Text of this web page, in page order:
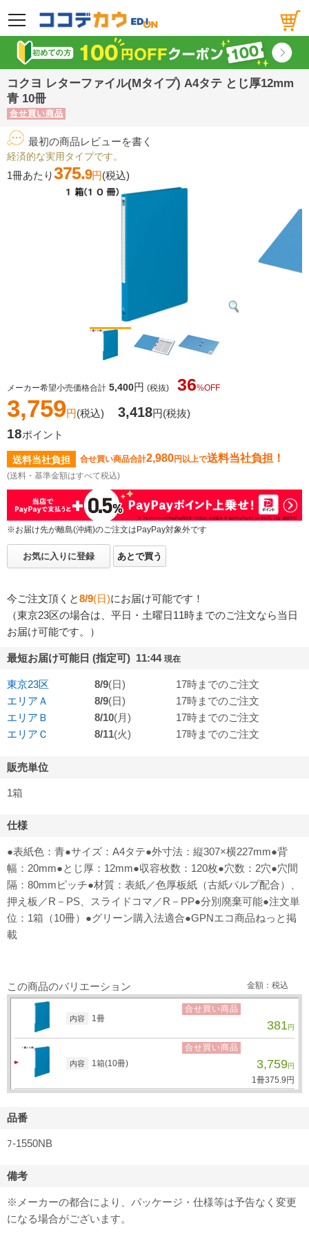
メニュー
コクヨ レターファイル(Mタイプ) A4タテ とじ厚12mm
青 10冊
合せ買い商品
最初の商品レビューを書く
経済的な実用タイプです。
1冊あたり375.9円(税込)
メーカー希望小売価格合計 5,400円 (税抜) 36%OFF
3,759円(税込) 3,418円(税抜)
18ポイント
送料当社負担 合せ買い商品合計2,980円以上で送料当社負担！
(送料・基準金額はすべて税込)
※お届け先が離島(沖縄)のご注文はPayPay対象外です
お気に入りに登録 あとで買う
今ご注文頂くと8/9(日)にお届け可能です！
（東京23区の場合は、平日・土曜日11時までのご注文なら当日
お届け可能です。）
最短お届け可能日 (指定可) 11:44 現在
東京23区 8/9(日)
17時までのご注文
エリアＡ
8/9(日)
17時までのご注文
エリアＢ
8/10(月)
17時までのご注文
エリアＣ
8/11(火) 17時までのご注文
販売単位
1箱
仕様
●表紙色：青●サイズ：A4タテ●外寸法：縦307×横227mm●背
幅：20mm●とじ厚：12mm●収容枚数：120枚●穴数：2穴●穴間
隔：80mmピッチ●材質：表紙／色厚板紙（古紙パルプ配合）、
押え板／R－PS、スライドコマ／R－PP●分別廃棄可能●注文単
位：1箱（10冊）●グリーン購入法適合●GPNエコ商品ねっと掲
載
この商品のバリエーション 金額：税込
内容 1冊
合せ買い商品
381円
内容 1箱(10冊)
合せ買い商品
3,759円
1冊375.9 円
品番
ﾌ-1550NB
備考
※メーカーの都合により、パッケージ・仕様等は予告なく変更
になる場合がございます。